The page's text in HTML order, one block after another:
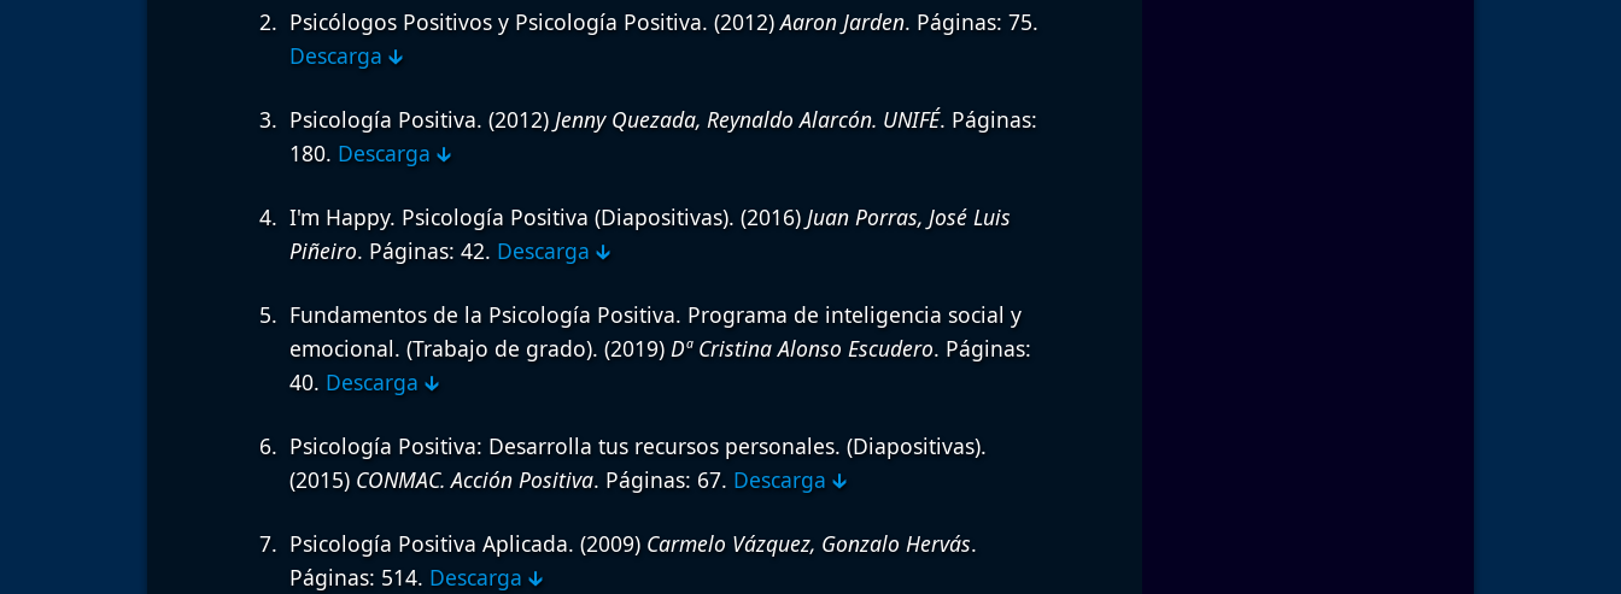
Psicólogos Positivos y Psicología Positiva. (2012)Aaron Jarden. Páginas: 75.
Descarga 🡳
Psicología Positiva. (2012) Jenny Quezada, Reynaldo Alarcón. UNIFÉ. Páginas:
180. Descarga 🡳
I'm Happy. Psicología Positiva (Diapositivas). (2016) Juan Porras, José Luis
Piñeiro. Páginas: 42. Descarga 🡳
Fundamentos de la Psicología Positiva. Programa de inteligencia social y
emocional. (Trabajo de grado). (2019) Dª Cristina Alonso Escudero. Páginas:
40. Descarga 🡳
Psicología Positiva: Desarrolla tus recursos personales. (Diapositivas).
(2015) CONMAC. Acción Positiva. Páginas: 67. Descarga 🡳
Psicología Positiva Aplicada. (2009) Carmelo Vázquez, Gonzalo Hervás.
Páginas: 514. Descarga 🡳